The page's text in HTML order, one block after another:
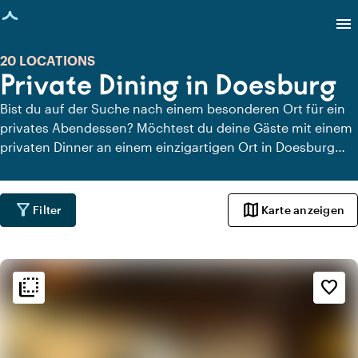
geladen
menu
Private Dining in Doesburg
20 LOCATIONS
Bist du auf der Suche nach einem besonderen Ort für ein
privates Abendessen? Möchtest du deine Gäste mit einem
privaten Dinner an einem einzigartigen Ort in Doesburg
einfach alle Locations in Doesburg, an denen du in aller
Ruhe dinieren kannst. Schau dir alle privaten Dining-
Locations für ein köstliches privates Dinner an.
filter_alt Filter map Karte anzeigen
flip_to_back favorite_border
flip_to_back Ambiente und Ästhetik
info
Ländlich
history